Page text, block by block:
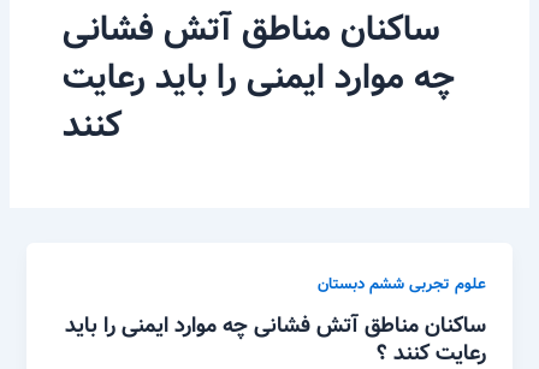
ساکنان مناطق آتش فشانی
چه موارد ایمنی را باید رعایت
کنند
علوم تجربی ششم دبستان
ساکنان مناطق آتش فشانی چه موارد ایمنی را باید
رعایت کنند ؟